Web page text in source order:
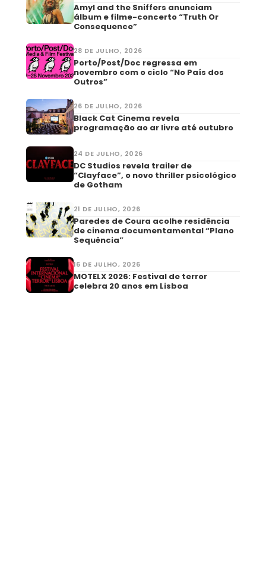
Amyl and the Sniffers anunciam
álbum e filme-concerto “Truth Or
Consequence”
28 DE JULHO, 2026
Porto/Post/Doc regressa em
novembro com o ciclo “No País dos
Outros”
26 DE JULHO, 2026
Black Cat Cinema revela
programação ao ar livre até outubro
24 DE JULHO, 2026
DC Studios revela trailer de
“Clayface”, o novo thriller psicológico
de Gotham
21 DE JULHO, 2026
Paredes de Coura acolhe residência
de cinema documentamental “Plano
Sequência”
16 DE JULHO, 2026
MOTELX 2026: Festival de terror
celebra 20 anos em Lisboa